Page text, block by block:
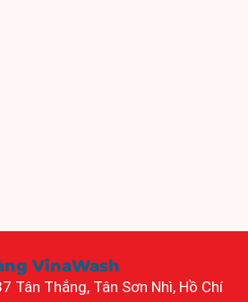
VinaWash
Tân Thắng, Tân Sơn Nhì, Hồ Chí